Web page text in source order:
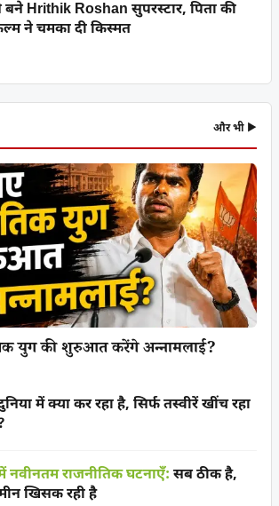
Hrithik Roshan सुपरस्टार, पिता की
ने चमका दी किस्मत
और भी ▶
युग की शुरुआत करेंगे अन्नामलाई?
में क्या कर रहा है, सिर्फ तस्वीरें खींच रहा
नवीनतम राजनीतिक घटनाएँ: सब ठीक है,
खिसक रही है